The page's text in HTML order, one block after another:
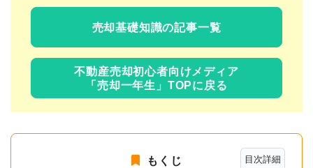
売却基礎知識の記事一覧
不動産売却初心者向けメディア
「売却一年生」TOPに戻る
目次詳細
もくじ